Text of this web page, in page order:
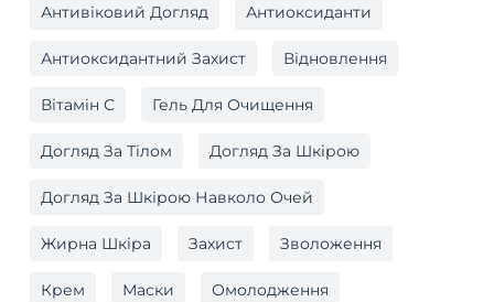
Антивіковий Догляд Антиоксиданти
Антиоксидантний Захист Відновлення
Вітамін C Гель Для Очищення
Догляд За Тілом Догляд За Шкірою
Догляд За Шкірою Навколо Очей
Жирна Шкіра Захист Зволоження
Крем Маски Омолодження